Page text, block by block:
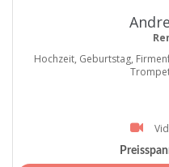
Hochzeit, Geburtstag,